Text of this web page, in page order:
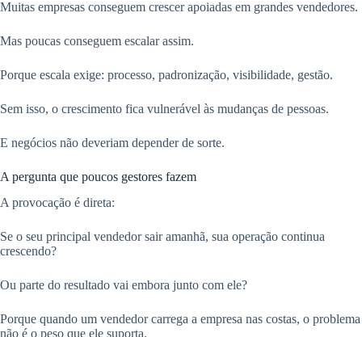
Muitas empresas conseguem crescer apoiadas em grandes vendedores.
Mas poucas conseguem escalar assim.
Porque escala exige: processo, padronização, visibilidade, gestão.
Sem isso, o crescimento fica vulnerável às mudanças de pessoas.
E negócios não deveriam depender de sorte.
A pergunta que poucos gestores fazem
A provocação é direta:
Se o seu principal vendedor sair amanhã, sua operação continua
crescendo?
Ou parte do resultado vai embora junto com ele?
Porque quando um vendedor carrega a empresa nas costas, o problema
não é o peso que ele suporta.